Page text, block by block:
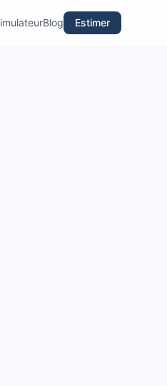
Blog Estimer